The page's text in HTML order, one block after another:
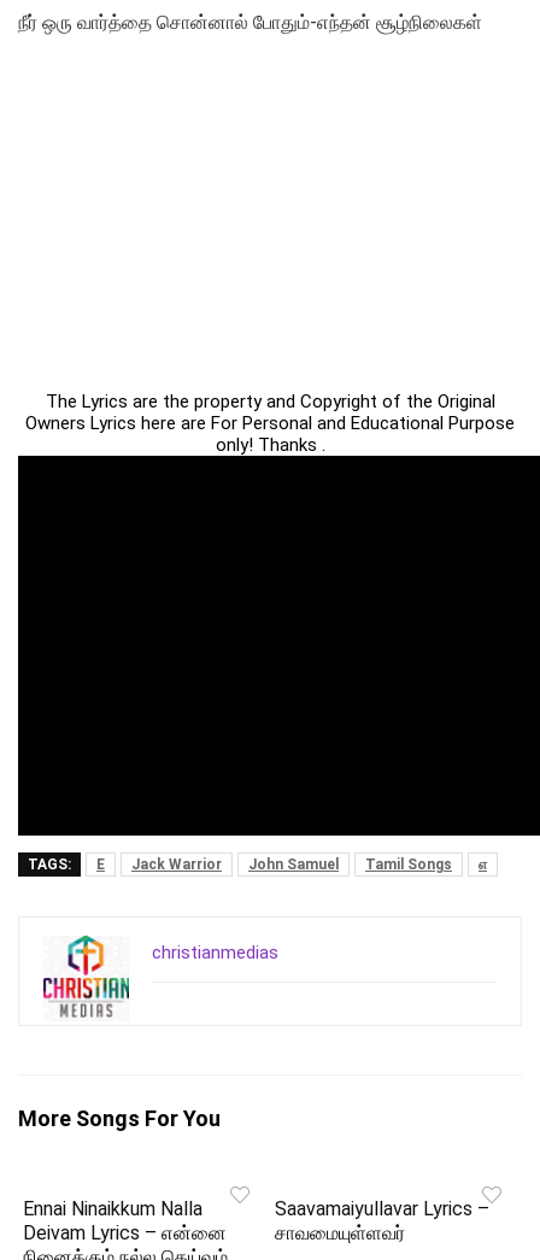
நீர் ஒரு வார்த்தை சொன்னால் போதும்-எந்தன் சூழ்நிலைகள்
The Lyrics are the property and Copyright of the Original
Owners Lyrics here are For Personal and Educational Purpose
only! Thanks .
TAGS: E Jack Warrior John Samuel Tamil Songs எ
christianmedias
More Songs For You
Ennai Ninaikkum Nalla
Deivam Lyrics – என்னை
Saavamaiyullavar Lyrics –
சாவமையுள்ளவர்